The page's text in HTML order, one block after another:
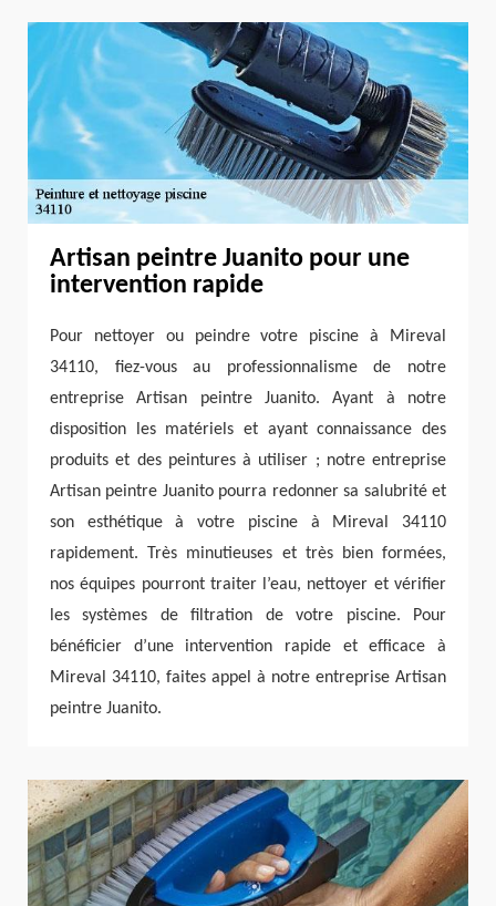
Artisan peintre Juanito pour une
intervention rapide
Pour nettoyer ou peindre votre piscine à Mireval
34110, fiez-vous au professionnalisme de notre
entreprise Artisan peintre Juanito. Ayant à notre
disposition les matériels et ayant connaissance des
produits et des peintures à utiliser ; notre entreprise
Artisan peintre Juanito pourra redonner sa salubrité et
son esthétique à votre piscine à Mireval 34110
rapidement. Très minutieuses et très bien formées,
nos équipes pourront traiter l’eau, nettoyer et vérifier
les systèmes de filtration de votre piscine. Pour
bénéficier d’une intervention rapide et efficace à
Mireval 34110, faites appel à notre entreprise Artisan
peintre Juanito.